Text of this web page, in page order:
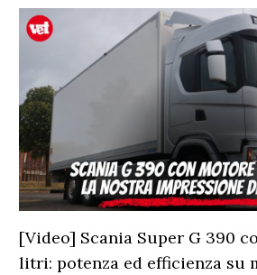
[Video] Scania Super G 390
litri: potenza ed efficienza su